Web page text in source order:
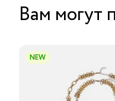
Вам могут
NEW